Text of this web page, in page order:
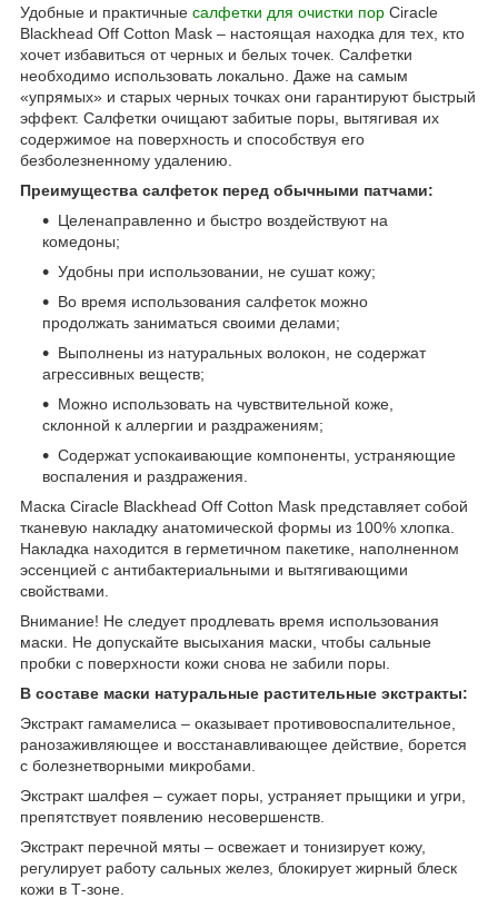
Удобные и практичные салфетки для очистки пор Ciracle
Blackhead Off Cotton Mask – настоящая находка для тех, кто
хочет избавиться от черных и белых точек. Салфетки
необходимо использовать локально. Даже на самым
«упрямых» и старых черных точках они гарантируют быстрый
эффект. Салфетки очищают забитые поры, вытягивая их
содержимое на поверхность и способствуя его
безболезненному удалению.
Преимущества салфеток перед обычными патчами:
Целенаправленно и быстро воздействуют на
комедоны;
Удобны при использовании, не сушат кожу;
Во время использования салфеток можно
продолжать заниматься своими делами;
Выполнены из натуральных волокон, не содержат
агрессивных веществ;
Можно использовать на чувствительной коже,
склонной к аллергии и раздражениям;
Содержат успокаивающие компоненты, устраняющие
воспаления и раздражения.
Маска Ciracle Blackhead Off Cotton Mask представляет собой
тканевую накладку анатомической формы из 100% хлопка.
Накладка находится в герметичном пакетике, наполненном
эссенцией с антибактериальными и вытягивающими
свойствами.
Внимание! Не следует продлевать время использования
маски. Не допускайте высыхания маски, чтобы сальные
пробки с поверхности кожи снова не забили поры.
В составе маски натуральные растительные экстракты:
Экстракт гамамелиса – оказывает противовоспалительное,
ранозаживляющее и восстанавливающее действие, борется
с болезнетворными микробами.
Экстракт шалфея – сужает поры, устраняет прыщики и угри,
препятствует появлению несовершенств.
Экстракт перечной мяты – освежает и тонизирует кожу,
регулирует работу сальных желез, блокирует жирный блеск
кожи в Т-зоне.